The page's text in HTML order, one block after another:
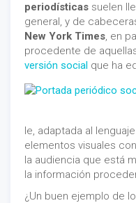
periodísticas suelen
general, y de
New York Times, en
procedente de
versión social que ha
le, adaptada al
elementos visuales
la audiencia que está
la información
¿Un buen ejemplo de